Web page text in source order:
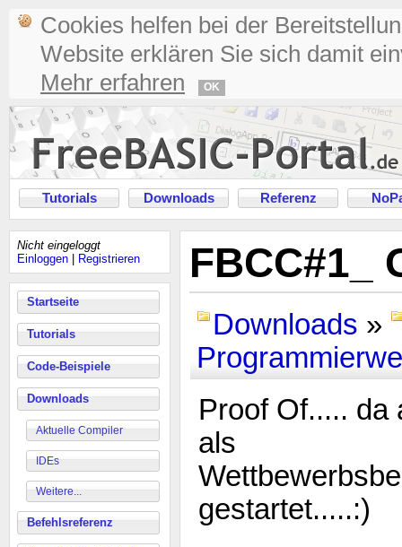
Cookies helfen bei der
Website erklären Sie sich damit
Mehr erfahren
OK
Tutorials Downloads Referenz
Nicht eingeloggt
Einloggen
Registrieren
Startseite
Tutorials
Code-Beispiele
Downloads
Aktuelle Compiler
IDEs
Weitere...
Befehlsreferenz
FBCC#1_
Downloads »
Proof Of..... da
als
gestartet.....:)